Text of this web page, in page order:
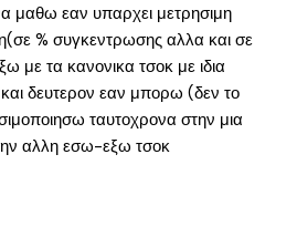
μαθω εαν υπαρχει μετρησιμη
% συγκεντρωσης αλλα και σε
με τα κανονικα τσοκ με ιδια
δευτερον εαν μπορω (δεν το
ταυτοχρονα στην μια
αλλη εσω-εξω τσοκ